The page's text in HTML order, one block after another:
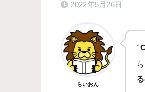
2022年5月26日
らいおん